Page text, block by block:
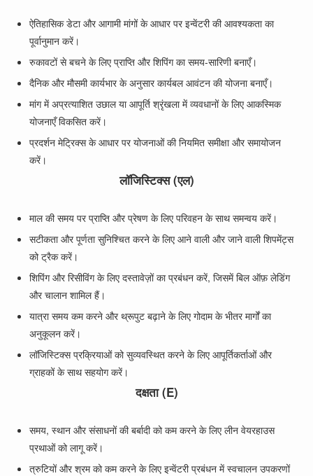
ऐतिहासिक डेटा और आगामी मांगों के आधार पर इन्वेंटरी की आवश्यकता का
पूर्वानुमान करें।
रुकावटों से बचने के लिए प्राप्ति और शिपिंग का समय-सारिणी बनाएँ।
दैनिक और मौसमी कार्यभार के अनुसार कार्यबल आवंटन की योजना बनाएँ।
मांग में अप्रत्याशित उछाल या आपूर्ति श्रृंखला में व्यवधानों के लिए आकस्मिक
योजनाएँ विकसित करें।
प्रदर्शन मेट्रिक्स के आधार पर योजनाओं की नियमित समीक्षा और समायोजन
करें।
लॉजिस्टिक्स (एल)
माल की समय पर प्राप्ति और प्रेषण के लिए परिवहन के साथ समन्वय करें।
सटीकता और पूर्णता सुनिश्चित करने के लिए आने वाली और जाने वाली शिपमेंट्स
को ट्रैक करें।
शिपिंग और रिसीविंग के लिए दस्तावेज़ों का प्रबंधन करें, जिसमें बिल ऑफ़ लेडिंग
और चालान शामिल हैं।
यात्रा समय कम करने और थ्रूपुट बढ़ाने के लिए गोदाम के भीतर मार्गों का
अनुकूलन करें।
लॉजिस्टिक्स प्रक्रियाओं को सुव्यवस्थित करने के लिए आपूर्तिकर्ताओं और
ग्राहकों के साथ सहयोग करें।
दक्षता (E)
समय, स्थान और संसाधनों की बर्बादी को कम करने के लिए लीन वेयरहाउस
प्रथाओं को लागू करें।
त्रुटियों और श्रम को कम करने के लिए इन्वेंटरी प्रबंधन में स्वचालन उपकरणों